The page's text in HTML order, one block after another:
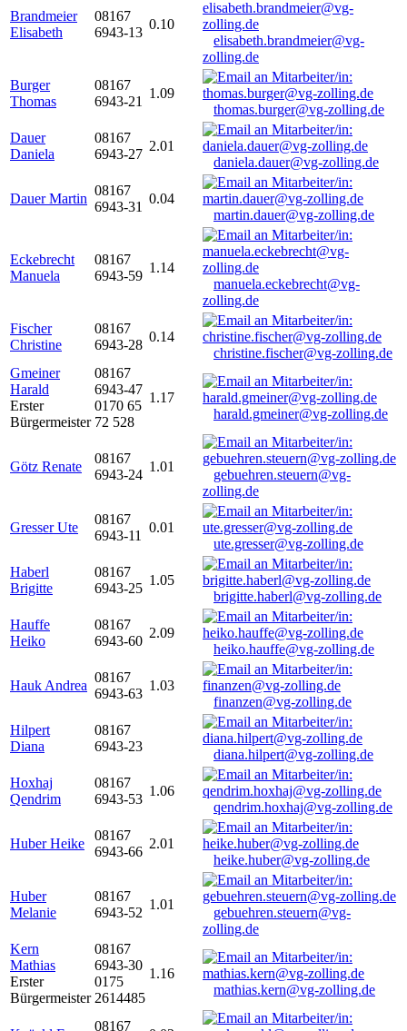
Brandmeier
Elisabeth
08167
6943-13
0.10
elisabeth.brandmeier@vg-
zolling.de
Burger
Thomas
08167
6943-21
1.09
thomas.burger@vg-zolling.de
Dauer
Daniela
08167
6943-27
2.01
daniela.dauer@vg-zolling.de
Dauer Martin
08167
6943-31
0.04
martin.dauer@vg-zolling.de
Eckebrecht
Manuela
08167
6943-59
1.14
manuela.eckebrecht@vg-
zolling.de
Fischer
Christine
08167
6943-28
0.14
christine.fischer@vg-zolling.de
Gmeiner
Harald
Erster
Bürgermeister
08167
6943-47
0170 65
72 528
1.17
harald.gmeiner@vg-zolling.de
Götz Renate
08167
6943-24
1.01
gebuehren.steuern@vg-
zolling.de
Gresser Ute
08167
6943-11
0.01
ute.gresser@vg-zolling.de
Haberl
Brigitte
08167
6943-25
1.05
brigitte.haberl@vg-zolling.de
Hauffe
Heiko
08167
6943-60
2.09
heiko.hauffe@vg-zolling.de
Hauk Andrea
08167
6943-63
1.03
finanzen@vg-zolling.de
Hilpert
Diana
08167
6943-23
diana.hilpert@vg-zolling.de
Hoxhaj
Qendrim
08167
6943-53
1.06
qendrim.hoxhaj@vg-zolling.de
Huber Heike
08167
6943-66
2.01
heike.huber@vg-zolling.de
Huber
Melanie
08167
6943-52
1.01
gebuehren.steuern@vg-
zolling.de
Kern
Mathias
Erster
Bürgermeister
08167
6943-30
0175
2614485
1.16
mathias.kern@vg-zolling.de
08167